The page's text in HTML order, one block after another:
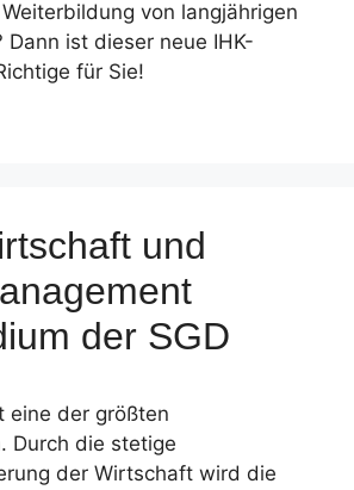
von langjährigen
ist dieser neue IHK-
für Sie!
und
der SGD
eine der größten
Durch die stetige
der Wirtschaft wird die